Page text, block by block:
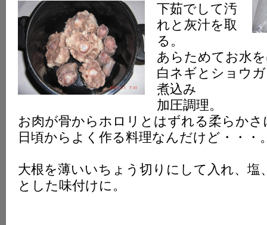
下茹でして汚
れと灰汁を取
る。
あらためてお水
白ネギとショウ
煮込み
加圧調理。
お肉が骨からホロリとはずれる柔らかさ
日頃からよく作る料理なんだけど・・・
大根を薄いいちょう切りにして入れ、塩
とした味付けに。